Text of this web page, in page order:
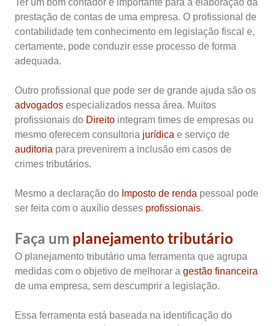
prestação de contas de uma empresa. O profissional de
contabilidade tem conhecimento em legislação fiscal e,
certamente, pode conduzir esse processo de forma
adequada.
Outro profissional que pode ser de grande ajuda são os
advogados especializados nessa área. Muitos
profissionais do Direito integram times de empresas ou
mesmo oferecem consultoria jurídica e serviço de
auditoria para prevenirem a inclusão em casos de
crimes tributários.
Mesmo a declaração do Imposto de renda pessoal pode
ser feita com o auxílio desses profissionais.
Faça um planejamento tributário
O planejamento tributário uma ferramenta que agrupa
medidas com o objetivo de melhorar a gestão financeira
de uma empresa, sem descumprir a legislação.
Essa ferramenta está baseada na identificação do